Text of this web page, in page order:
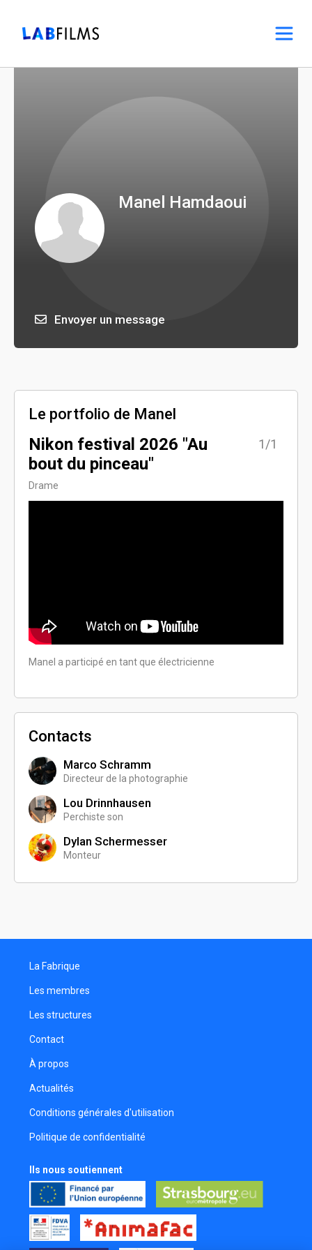
Manel Hamdaoui
Envoyer un message
Le portfolio de Manel
Nikon festival 2026 "Au
bout du pinceau"
Drame
1/1
Manel a participé en tant que électricienne
Contacts
Marco Schramm
Directeur de la photographie
Lou Drinnhausen
Perchiste son
Dylan Schermesser
Monteur
La Fabrique
Les membres
Les structures
Contact
À propos
Actualités
Conditions générales d'utilisation
Politique de confidentialité
Ils nous soutiennent